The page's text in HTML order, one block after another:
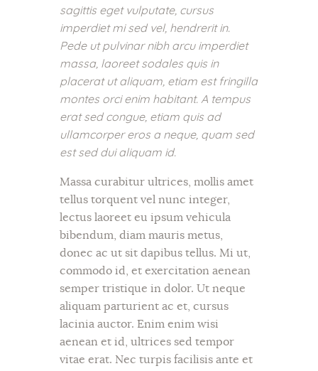
sagittis eget vulputate, cursus
imperdiet mi sed vel, hendrerit in.
Pede ut pulvinar nibh arcu imperdiet
massa, laoreet sodales quis in
placerat ut aliquam, etiam est fringilla
montes orci enim habitant. A tempus
erat sed congue, etiam quis ad
ullamcorper eros a neque, quam sed
est sed dui aliquam id.
Massa curabitur ultrices, mollis amet
tellus torquent vel nunc integer,
lectus laoreet eu ipsum vehicula
bibendum, diam mauris metus,
donec ac ut sit dapibus tellus. Mi ut,
commodo id, et exercitation aenean
semper tristique in dolor. Ut neque
aliquam parturient ac et, cursus
lacinia auctor. Enim enim wisi
aenean et id, ultrices sed tempor
vitae erat. Nec turpis facilisis ante et